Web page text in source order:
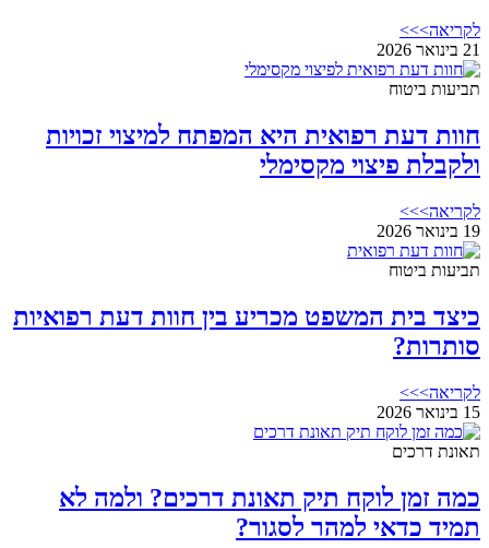
לקריאה>>>
21 בינואר 2026
תביעות ביטוח
חוות דעת רפואית היא המפתח למיצוי זכויות
ולקבלת פיצוי מקסימלי
לקריאה>>>
19 בינואר 2026
תביעות ביטוח
כיצד בית המשפט מכריע בין חוות דעת רפואיות
סותרות?
לקריאה>>>
15 בינואר 2026
תאונת דרכים
כמה זמן לוקח תיק תאונת דרכים? ולמה לא
תמיד כדאי למהר לסגור?